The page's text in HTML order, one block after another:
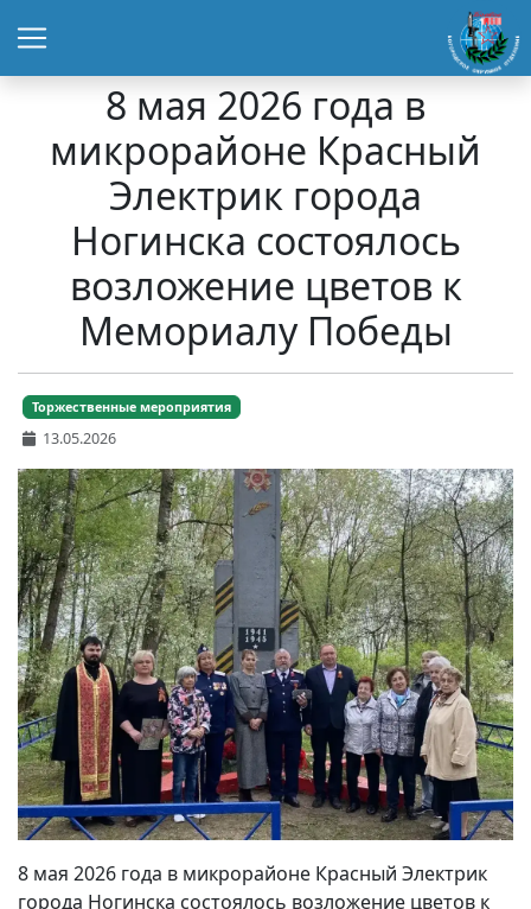
8 мая 2026 года в
микрорайоне Красный
Электрик города
Ногинска состоялось
возложение цветов к
Мемориалу Победы
Торжественные мероприятия
13.05.2026
8 мая 2026 года в микрорайоне Красный Электрик
города Ногинска состоялось возложение цветов к